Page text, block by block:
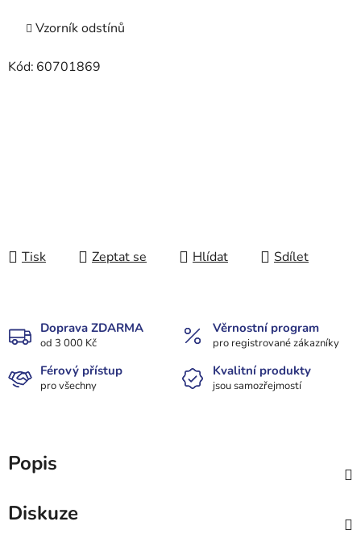
Vzorník odstínů
Kód: 60701869
Tisk Zeptat se Hlídat Sdílet
Doprava ZDARMA
od 3 000 Kč
Věrnostní program
pro registrované zákazníky
Férový přístup
pro všechny
Kvalitní produkty
jsou samozřejmostí
Popis
Diskuze